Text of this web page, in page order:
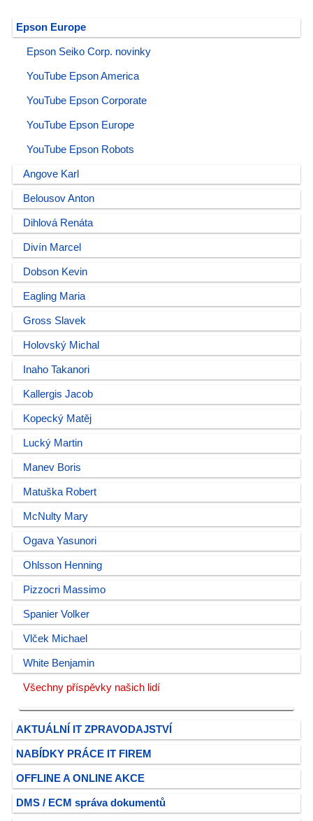
Epson Europe
Epson Seiko Corp. novinky
YouTube Epson America
YouTube Epson Corporate
YouTube Epson Europe
YouTube Epson Robots
Angove Karl
Belousov Anton
Dihlová Renáta
Divín Marcel
Dobson Kevin
Eagling Maria
Gross Slavek
Holovský Michal
Inaho Takanori
Kallergis Jacob
Kopecký Matěj
Lucký Martin
Manev Boris
Matuška Robert
McNulty Mary
Ogava Yasunori
Ohlsson Henning
Pizzocri Massimo
Spanier Volker
Vlček Michael
White Benjamin
Všechny příspěvky našich lidí
AKTUÁLNÍ IT ZPRAVODAJSTVÍ
NABÍDKY PRÁCE IT FIREM
OFFLINE A ONLINE AKCE
DMS / ECM správa dokumentů